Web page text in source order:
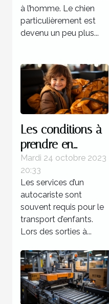
à l’homme. Le chien
particulièrement est
devenu un peu plus...
Les conditions à
prendre en
compte lors d’un
transport
d’enfants
Mardi 24 octobre 2023
20:33
Les services d’un
autocariste sont
souvent requis pour le
transport d’enfants.
Lors des sorties à...